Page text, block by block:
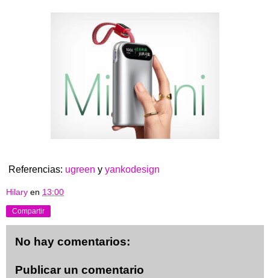
Referencias: ugreen y yankodesign
Hilary en 13:00
Compartir
No hay comentarios:
Publicar un comentario